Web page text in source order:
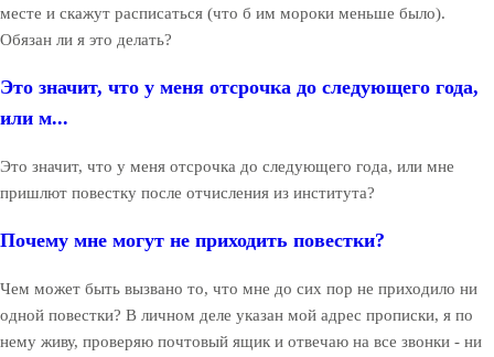
месте и скажут расписаться (что б им мороки меньше было).
Обязан ли я это делать?
Это значит, что у меня отсрочка до следующего года,
или м...
Это значит, что у меня отсрочка до следующего года, или мне
пришлют повестку после отчисления из института?
Почему мне могут не приходить повестки?
Чем может быть вызвано то, что мне до сих пор не приходило ни
одной повестки? В личном деле указан мой адрес прописки, я по
нему живу, проверяю почтовый ящик и отвечаю на все звонки - ни